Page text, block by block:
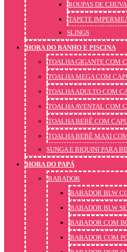
ROUPAS DE CHUVA
TAPETE
SLINGS
HORA DO BANHO E PISCINA
TOALHA GIGANTE COM
TOALHA MEGA COM
TOALHA ADULTO COM
TOALHA AVENTAL COM
TOALHA BEBÊ COM
TOALHA BEBÊ MAXI
SUNGA E BIQUINI PARA
HORA DO PAPÁ
BABADOR
BABADOR BLW
BABADOR BLW
BABADOR COM
BABADOR COM